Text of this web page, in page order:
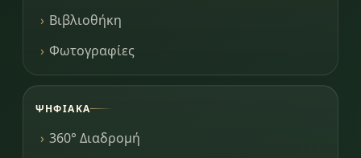
Βιβλιοθήκη
Φωτογραφίες
ΨΗΦΙΑΚΆ
360° Διαδρομή